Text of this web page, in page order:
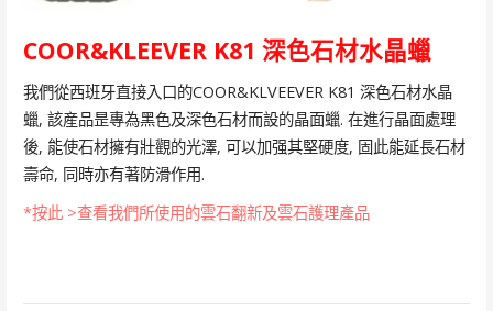
COOR&KLEEVER K81 深色石材水晶蠟
我們從西班牙直接入口的COOR&KLVEEVER K81 深色石材水晶
蠟, 該産品昰專為黑色及深色石材而設的晶面蠟. 在進行晶面處理
後, 能使石材擁有壯觀的光澤, 可以加强其堅硬度, 固此能延長石材
壽命, 同時亦有著防滑作用.
*按此 >查看我們所使用的雲石翻新及雲石護理產品